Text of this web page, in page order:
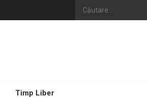
Timp Liber